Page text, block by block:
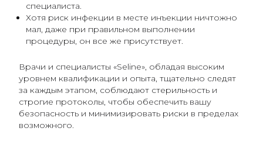
специалиста.
Хотя риск инфекции в месте инъекции ничтожно
мал, даже при правильном выполнении
процедуры, он все же присутствует.
Врачи и специалисты «Seline», обладая высоким
уровнем квалификации и опыта, тщательно следят
за каждым этапом, соблюдают стерильность и
строгие протоколы, чтобы обеспечить вашу
безопасность и минимизировать риски в пределах
возможного.